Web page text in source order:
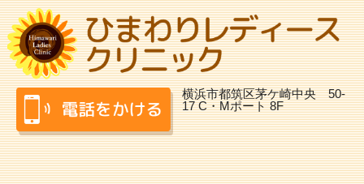
横浜市都筑区茅ケ崎中央 50-
17 C・Mポート 8F